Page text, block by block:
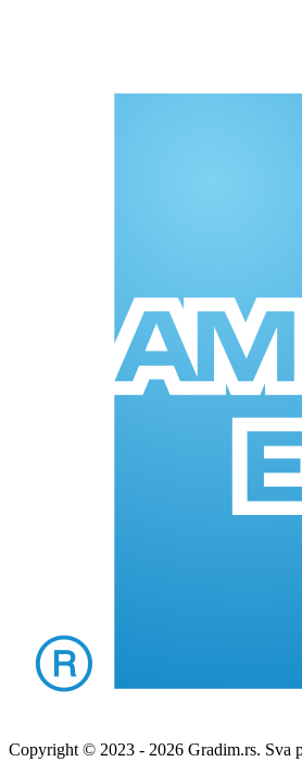
Copyright © 2023 - 2026 Gradim.rs. Sva